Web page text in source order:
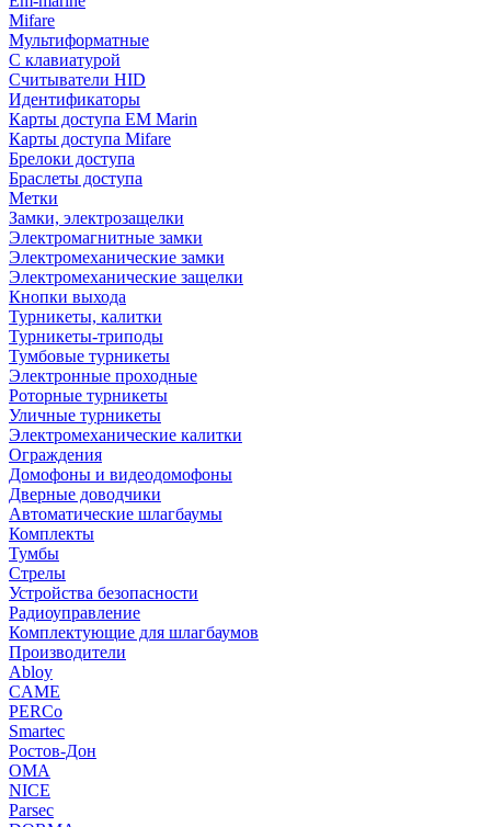
Mifare
Мультиформатные
С клавиатурой
Считыватели HID
Идентификаторы
Карты доступа EM Marin
Карты доступа Mifare
Брелоки доступа
Браслеты доступа
Метки
Замки, электрозащелки
Электромагнитные замки
Электромеханические замки
Электромеханические защелки
Кнопки выхода
Турникеты, калитки
Турникеты-триподы
Тумбовые турникеты
Электронные проходные
Роторные турникеты
Уличные турникеты
Электромеханические калитки
Ограждения
Домофоны и видеодомофоны
Дверные доводчики
Автоматические шлагбаумы
Комплекты
Тумбы
Стрелы
Устройства безопасности
Радиоуправление
Комплектующие для шлагбаумов
Производители
Abloy
CAME
PERCo
Smartec
Ростов-Дон
ОМА
NICE
Parsec